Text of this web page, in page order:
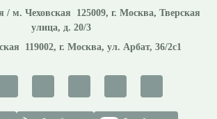
125009, г. Москва, Тверская
улица, д. 20/3
119002, г. Москва, ул. Арбат, 36/2с1